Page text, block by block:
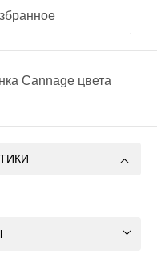
Cannage цвета